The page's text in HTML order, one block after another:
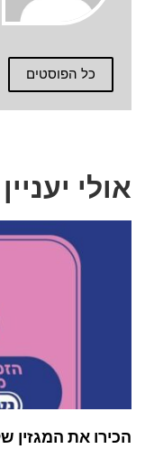
כל הפוסטים
אולי
הכירו את המגזין